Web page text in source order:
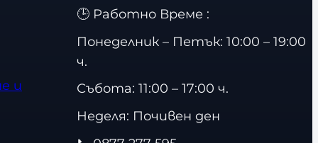
и
🕒 Работно Време :
Понеделник – Петък: 10:00 – 19:00
ч.
Събота: 11:00 – 17:00 ч.
Неделя: Почивен ден